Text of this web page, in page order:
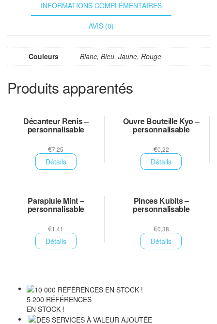
INFORMATIONS COMPLÉMENTAIRES
AVIS (0)
Couleurs Blanc, Bleu, Jaune, Rouge
Produits apparentés
Décanteur Renis –
personnalisable
€7,25
Détails
Ouvre Bouteille Kyo –
personnalisable
€0,22
Détails
Parapluie Mint –
personnalisable
€1,41
Détails
Pinces Kubits –
personnalisable
€0,38
Détails
5 200 RÉFÉRENCES
EN STOCK !